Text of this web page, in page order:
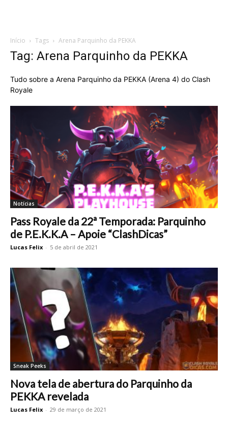
Início Tags Arena Parquinho da PEKKA
Tag: Arena Parquinho da PEKKA
Tudo sobre a Arena Parquinho da PEKKA (Arena 4) do Clash
Royale
Notícias
Pass Royale da 22ª Temporada: Parquinho
de P.E.K.K.A – Apoie “ClashDicas”
Lucas Felix - 5 de abril de 2021
Sneak Peeks
Nova tela de abertura do Parquinho da
PEKKA revelada
Lucas Felix - 29 de março de 2021